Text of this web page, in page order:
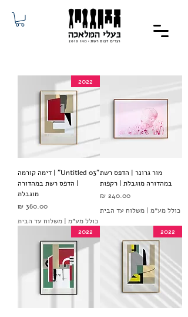
מור גרונר | הדפס רשת
במהדורה מוגבלת | רקפות
מחיר
כולל מע״מ | משלוח עד הבית
2022
"Untitled 03" | דימה קורמה
| הדפס רשת במהדורה
מוגבלת
מחיר
כולל מע״מ | משלוח עד הבית
2022
2022